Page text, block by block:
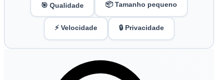
🎯 Qualidade 📦 Tamanho pequeno
⚡ Velocidade 🔒 Privacidade